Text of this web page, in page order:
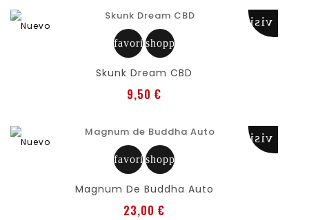
Nuevo
favoriteshopping_cart
visibility
Skunk Dream CBD
9,50 €
Nuevo
favoriteshopping_cart
visibility
Magnum De Buddha Auto
23,00 €